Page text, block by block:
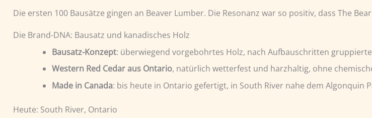
Die ersten 100 Bausätze gingen an Beaver Lumber. Die Resonanz war so positiv, dass The
Die Brand-DNA: Bausatz und kanadisches Holz
Bausatz-Konzept: überwiegend vorgebohrtes Holz, nach Aufbauschritten
Western Red Cedar aus Ontario, natürlich wetterfest und harzhaltig, ohne
Made in Canada: bis heute in Ontario gefertigt, in South River nahe dem Algonquin
Heute: South River, Ontario